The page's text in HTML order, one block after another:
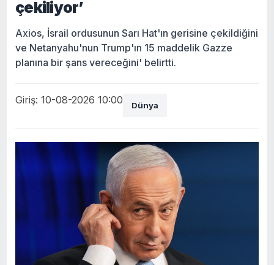
çekiliyor’
Axios, İsrail ordusunun Sarı Hat'ın gerisine çekildiğini
ve Netanyahu'nun Trump'ın 15 maddelik Gazze
planına bir şans vereceğini' belirtti.
Giriş: 10-08-2026 10:00 Dünya